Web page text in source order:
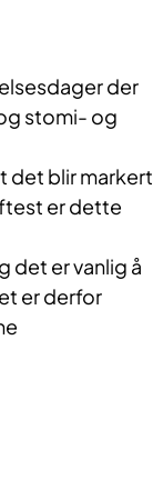
der
stomi- og
det blir markert
er dette
det er vanlig å
er derfor